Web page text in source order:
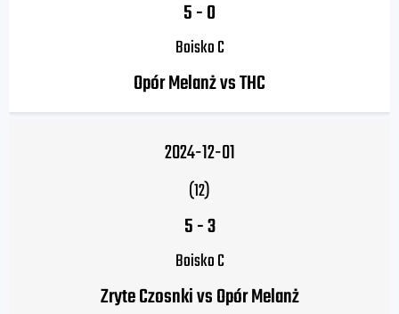
5-0
Boisko C
Opór Melanż vs THC
2024-12-01
(12)
5-3
Boisko C
Zryte Czosnki vs Opór Melanż